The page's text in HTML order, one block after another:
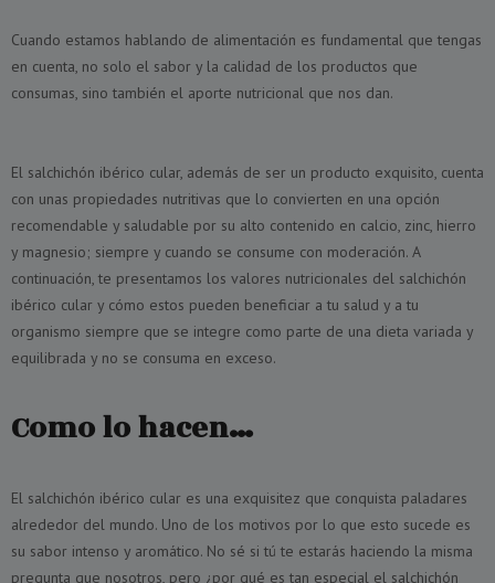
Cuando estamos hablando de alimentación es fundamental que tengas
en cuenta, no solo el sabor y la calidad de los productos que
consumas, sino también el aporte nutricional que nos dan.
El salchichón ibérico cular, además de ser un producto exquisito, cuenta
con unas propiedades nutritivas que lo convierten en una opción
recomendable y saludable por su alto contenido en calcio, zinc, hierro
y magnesio; siempre y cuando se consume con moderación. A
continuación, te presentamos los valores nutricionales del salchichón
ibérico cular y cómo estos pueden beneficiar a tu salud y a tu
organismo siempre que se integre como parte de una dieta variada y
equilibrada y no se consuma en exceso.
Como lo hacen…
El salchichón ibérico cular es una exquisitez que conquista paladares
alrededor del mundo. Uno de los motivos por lo que esto sucede es
su sabor intenso y aromático. No sé si tú te estarás haciendo la misma
pregunta que nosotros, pero ¿por qué es tan especial el salchichón